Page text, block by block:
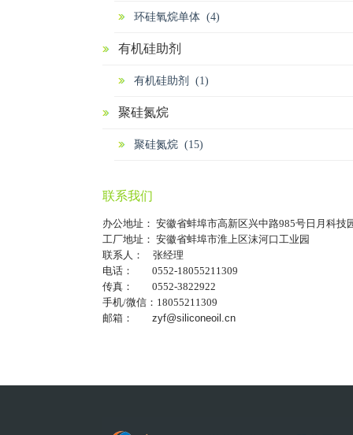
环硅氧烷单体 (4)
有机硅助剂
有机硅助剂 (1)
聚硅氮烷
聚硅氮烷 (15)
联系我们
办公地址： 安徽省蚌埠市高新区兴中路985号日月科技
工厂地址： 安徽省蚌埠市淮上区沫河口工业园
联系人： 张经理
电话： 0552-18055211309
传真： 0552-3822922
手机/微信：18055211309
邮箱： zyf@siliconeoil.cn